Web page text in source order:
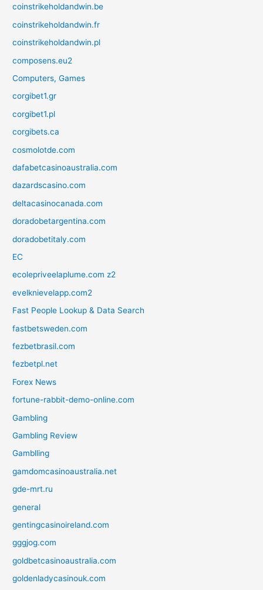
coinstrikeholdandwin.be
coinstrikeholdandwin.fr
coinstrikeholdandwin.pl
composens.eu2
Computers, Games
corgibet1.gr
corgibet1.pl
corgibets.ca
cosmolotde.com
dafabetcasinoaustralia.com
dazardscasino.com
deltacasinocanada.com
doradobetargentina.com
doradobetitaly.com
EC
ecolepriveelaplume.com z2
evelknievelapp.com2
Fast People Lookup & Data Search
fastbetsweden.com
fezbetbrasil.com
fezbetpl.net
Forex News
fortune-rabbit-demo-online.com
Gambling
Gambling Review
Gamblling
gamdomcasinoaustralia.net
gde-mrt.ru
general
gentingcasinoireland.com
gggjog.com
goldbetcasinoaustralia.com
goldenladycasinouk.com